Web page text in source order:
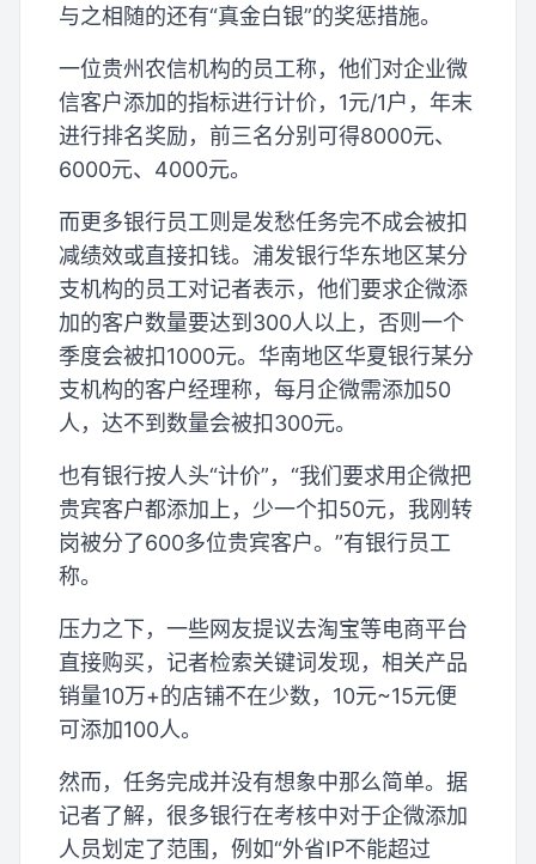
与之相随的还有“真金白银”的奖惩措施。
一位贵州农信机构的员工称，他们对企业微
信客户添加的指标进行计价，1元/1户，年末
进行排名奖励，前三名分别可得8000元、
6000元、4000元。
而更多银行员工则是发愁任务完不成会被扣
减绩效或直接扣钱。浦发银行华东地区某分
支机构的员工对记者表示，他们要求企微添
加的客户数量要达到300人以上，否则一个
季度会被扣1000元。华南地区华夏银行某分
支机构的客户经理称，每月企微需添加50
人，达不到数量会被扣300元。
也有银行按人头“计价”，“我们要求用企微把
贵宾客户都添加上，少一个扣50元，我刚转
岗被分了600多位贵宾客户。”有银行员工
称。
压力之下，一些网友提议去淘宝等电商平台
直接购买，记者检索关键词发现，相关产品
销量10万+的店铺不在少数，10元~15元便
可添加100人。
然而，任务完成并没有想象中那么简单。据
记者了解，很多银行在考核中对于企微添加
人员划定了范围，例如“外省IP不能超过